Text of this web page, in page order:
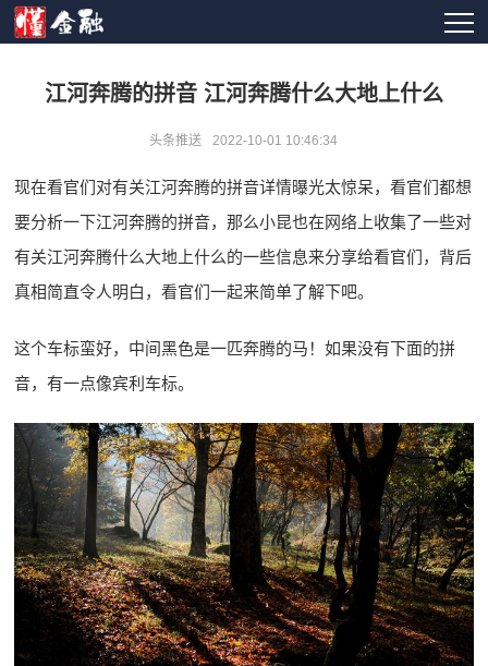
江河奔腾的拼音 江河奔腾什么大地上什么
头条推送 2022-10-01 10:46:34
现在看官们对有关江河奔腾的拼音详情曝光太惊呆，看官们都想
要分析一下江河奔腾的拼音，那么小昆也在网络上收集了一些对
有关江河奔腾什么大地上什么的一些信息来分享给看官们，背后
真相简直令人明白，看官们一起来简单了解下吧。
这个车标蛮好，中间黑色是一匹奔腾的马！如果没有下面的拼
音，有一点像宾利车标。